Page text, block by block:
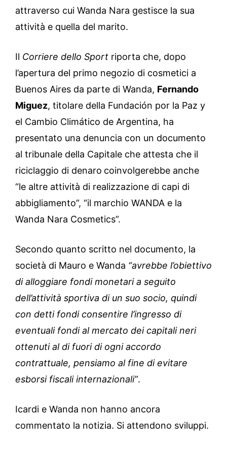
attraverso cui Wanda Nara gestisce la sua
attività e quella del marito.
Il Corriere dello Sport riporta che, dopo
l’apertura del primo negozio di cosmetici a
Buenos Aires da parte di Wanda, Fernando
Miguez, titolare della Fundación por la Paz y
el Cambio Climático de Argentina, ha
presentato una denuncia con un documento
al tribunale della Capitale che attesta che il
riciclaggio di denaro coinvolgerebbe anche
“le altre attività di realizzazione di capi di
abbigliamento”, “il marchio WANDA e la
Wanda Nara Cosmetics”.
Secondo quanto scritto nel documento, la
società di Mauro e Wanda “avrebbe l’obiettivo
di alloggiare fondi monetari a seguito
dell’attività sportiva di un suo socio, quindi
con detti fondi consentire l’ingresso di
eventuali fondi al mercato dei capitali neri
ottenuti al di fuori di ogni accordo
contrattuale, pensiamo al fine di evitare
esborsi fiscali internazionali”.
Icardi e Wanda non hanno ancora
commentato la notizia. Si attendono sviluppi.